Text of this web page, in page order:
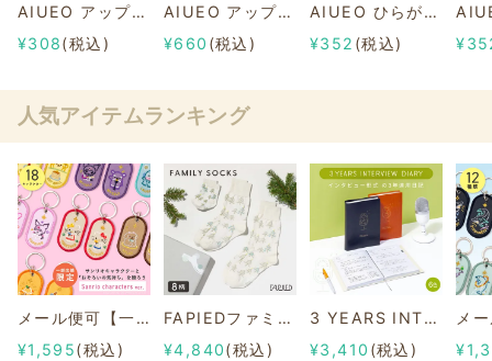
AIUEO アップリケ/ワッペン イニシャル P～Z
¥308(税込)
AIUEO アップリケ/ワッペン "COUPLE"
¥660 (税込)
AIUEO ひらがな アップリケ/ワッペン【まみむめもやゆよらりるれろわん】
¥352 (税込)
人気アイテムランキング
メール便可【一部店舗限定】2/8b PAIR KEY RING Sanrio characters ver.
¥1,595(税込)
FAPIEDファミリーソックスセット 総柄
¥4,840(税込)
3 YEARS INTERVIEW DIARY
¥3,410 (税込)